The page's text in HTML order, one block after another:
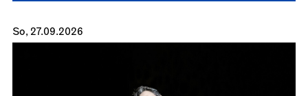
So, 27.09.2026